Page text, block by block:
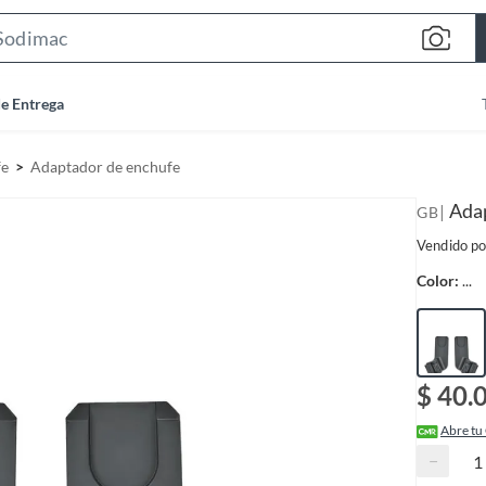
Entrega
Adaptador de enchufe
GB|
Vendido
Color: ...
$
Abre tu
−